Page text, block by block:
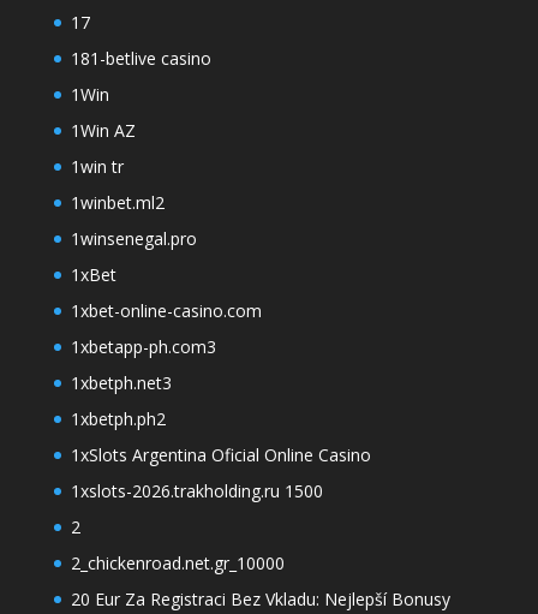
17
181-betlive casino
1Win
1Win AZ
1win tr
1winbet.ml2
1winsenegal.pro
1xBet
1xbet-online-casino.com
1xbetapp-ph.com3
1xbetph.net3
1xbetph.ph2
1xSlots Argentina Oficial Online Casino
1xslots-2026.trakholding.ru 1500
2
2_chickenroad.net.gr_10000
20 Eur Za Registraci Bez Vkladu: Nejlepší Bonusy